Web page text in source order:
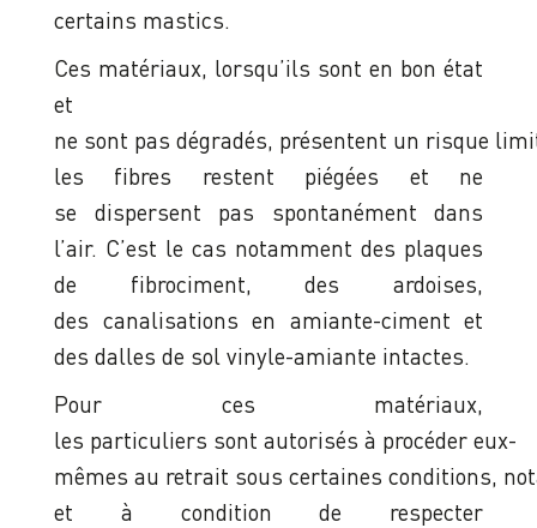
certains mastics.
Ces matériaux, lorsqu’ils sont en bon état
et
ne sont pas dégradés, présentent un risque
les fibres restent piégées et ne
se dispersent pas spontanément dans
l’air. C’est le cas notamment des plaques
de fibrociment, des ardoises,
des canalisations en amiante-ciment et
des dalles de sol vinyle-amiante intactes.
Pour ces matériaux,
les particuliers sont autorisés à procéder eux-
mêmes au retrait sous certaines conditions,
et à condition de respecter